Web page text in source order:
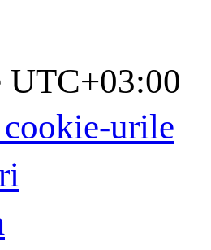
UTC+03:00
cookie-urile